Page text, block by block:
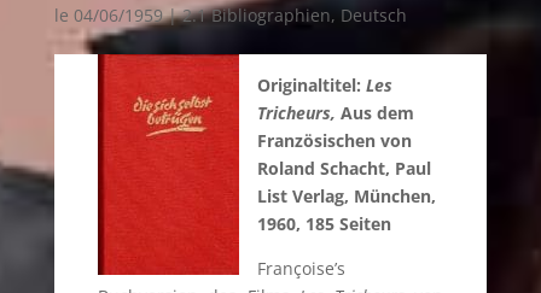
le 04/06/1959|2.1 Bibliographien, Deutsch
Originaltitel: Les
Tricheurs, Aus dem
Französischen von
Roland Schacht, Paul
List Verlag, München,
1960, 185 Seiten
Françoise’s